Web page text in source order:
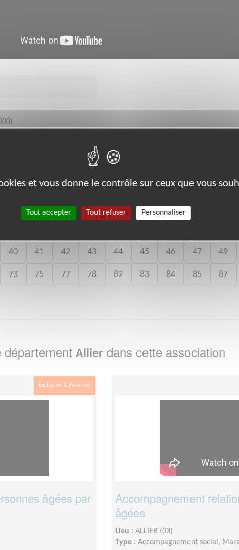
par département :
40 41 42 43 44 45 46 47 49
73 75 77 78 82 83 84 85 87
département Allier dans cette association
Exclusion & Pauvreté
âgées par
Accompagnement
âgées
Lieu : ALLIER (03)
Type : Accompagnement social,
et vous donne le contrôle sur ceux que vous
Tout accepter Tout refuser Personnaliser